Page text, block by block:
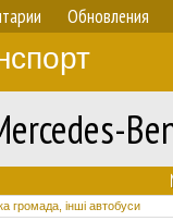
Обновления
громада, інші автобуси